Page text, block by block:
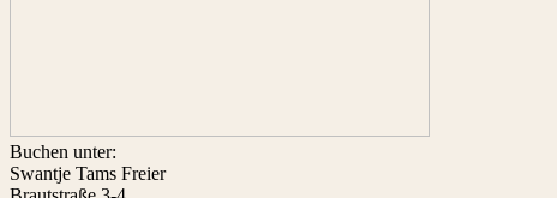
Buchen unter:
Swantje Tams Freier